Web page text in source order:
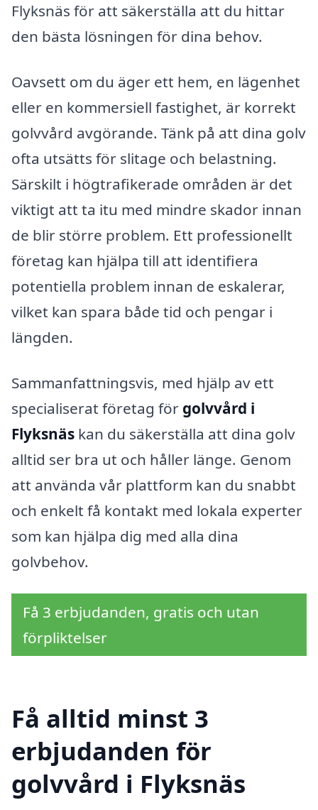
Flyksnäs för att säkerställa att du hittar
den bästa lösningen för dina behov.
Oavsett om du äger ett hem, en lägenhet
eller en kommersiell fastighet, är korrekt
golvvård avgörande. Tänk på att dina golv
ofta utsätts för slitage och belastning.
Särskilt i högtrafikerade områden är det
viktigt att ta itu med mindre skador innan
de blir större problem. Ett professionellt
företag kan hjälpa till att identifiera
potentiella problem innan de eskalerar,
vilket kan spara både tid och pengar i
längden.
Sammanfattningsvis, med hjälp av ett
specialiserat företag för golvvård i
Flyksnäs kan du säkerställa att dina golv
alltid ser bra ut och håller länge. Genom
att använda vår plattform kan du snabbt
och enkelt få kontakt med lokala experter
som kan hjälpa dig med alla dina
golvbehov.
Få 3 erbjudanden, gratis och utan
förpliktelser
Få alltid minst 3
erbjudanden för
golvvård i Flyksnäs